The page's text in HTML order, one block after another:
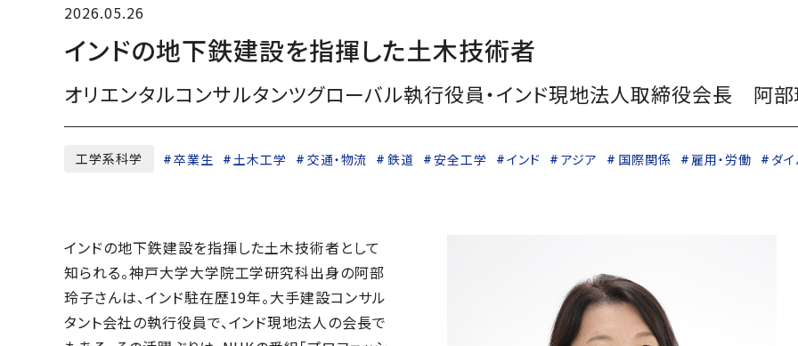
2026.05.26
インドの地下鉄建設を指揮した土木技術者
オリエンタルコンサルタンツグローバル執行役員・インド現地法人取締役会長 阿
工学系科学 卒業生 土木工学 交通・物流 鉄道 安全工学 インド アジア 国際関係 雇用・労働 ダ
インドの地下鉄建設を指揮した土木技術者として
知られる。神戸大学大学院工学研究科出身の阿部
玲子さんは、インド駐在歴19年。大手建設コンサル
タント会社の執行役員で、インド現地法人の会長で